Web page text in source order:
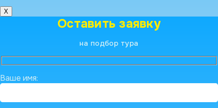
X
Оставить заявку
на подбор тура
Ваше имя: